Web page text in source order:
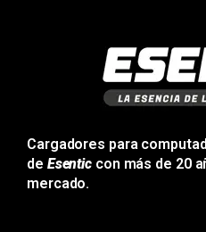
Cargadores para
de Esentic con más de 20
mercado.